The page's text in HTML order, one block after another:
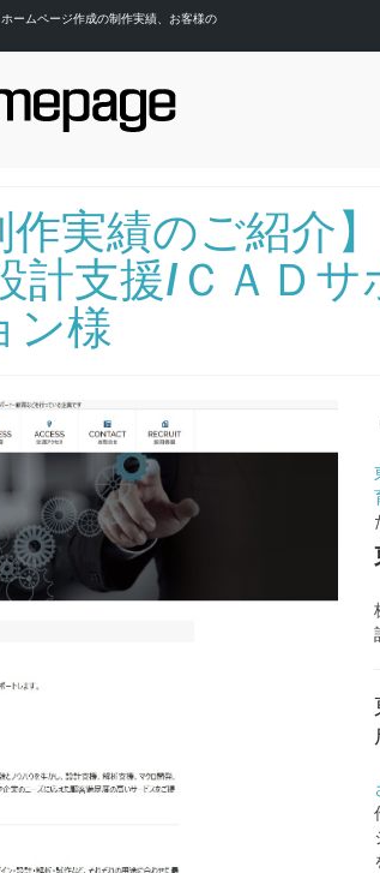
ームページ作成の制作実績、お客様の
実績のご紹介】
計支援/ＣＡＤ
ン様